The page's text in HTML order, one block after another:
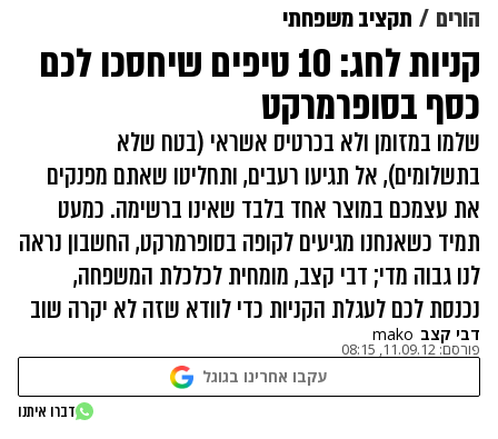
הורים תקציב משפחתי
קניות לחג: 10 טיפים שיחסכו לכם
כסף בסופרמרקט
שלמו במזומן ולא בכרטיס אשראי (בטח שלא
בתשלומים), אל תגיעו רעבים, ותחליטו שאתם מפנקים
את עצמכם במוצר אחד בלבד שאינו ברשימה. כמעט
תמיד כשאנחנו מגיעים לקופה בסופרמרקט, החשבון נראה
לנו גבוה מדי; דבי קצב, מומחית לכלכלת המשפחה,
נכנסת לכם לעגלת הקניות כדי לוודא שזה לא יקרה שוב
דבי קצב mako
פורסם: 11.09.12, 08:15
עקבו אחרינו בגוגל
דברו איתנו